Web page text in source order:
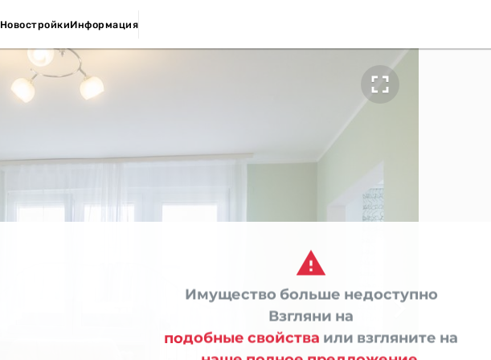
НовостройкиИнформация



Имущество больше недоступно
Взгляни на
подобные свойства или взгляните на